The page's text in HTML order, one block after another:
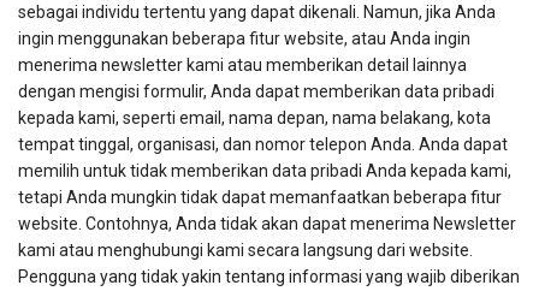
sebagai individu tertentu yang dapat dikenali. Namun, jika Anda
ingin menggunakan beberapa fitur website, atau Anda ingin
menerima newsletter kami atau memberikan detail lainnya
dengan mengisi formulir, Anda dapat memberikan data pribadi
kepada kami, seperti email, nama depan, nama belakang, kota
tempat tinggal, organisasi, dan nomor telepon Anda. Anda dapat
memilih untuk tidak memberikan data pribadi Anda kepada kami,
tetapi Anda mungkin tidak dapat memanfaatkan beberapa fitur
website. Contohnya, Anda tidak akan dapat menerima Newsletter
kami atau menghubungi kami secara langsung dari website.
Pengguna yang tidak yakin tentang informasi yang wajib diberikan